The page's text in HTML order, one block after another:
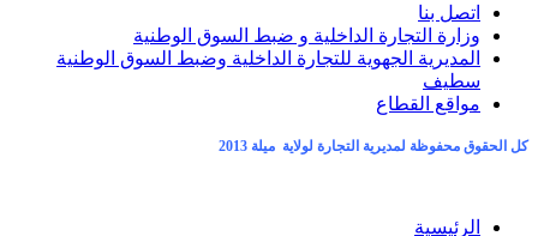
اتصل بنا
وزارة التجارة الداخلية و ضبط السوق الوطنية
المديرية الجهوية للتجارة الداخلية وضبط السوق الوطنية
سطيف
مواقع القطاع
كل الحقوق محفوظة لمديرية التجارة لولاية ميلة 2013
الرئيسية